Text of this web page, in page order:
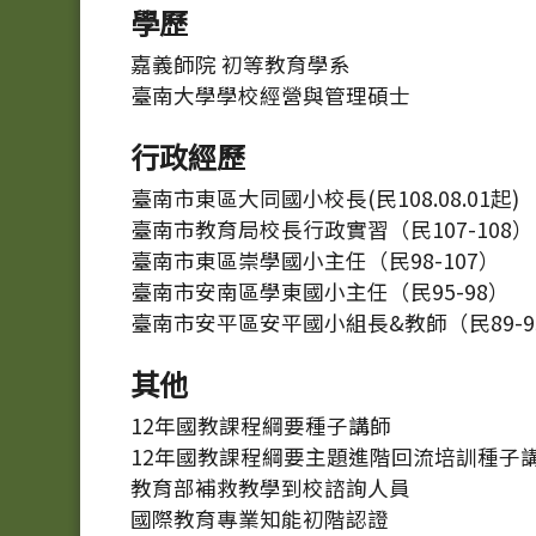
學歷
嘉義師院 初等教育學系
臺南大學學校經營與管理碩士
行政經歷
臺南市東區大同國小校長(民108.08.01起)
臺南市教育局校長行政實習（民107-108）
臺南市東區崇學國小主任（民98-107）
臺南市安南區學東國小主任（民95-98）
臺南市安平區安平國小組長&教師（民89-
其他
12年國教課程綱要種子講師
12年國教課程綱要主題進階回流培訓種子
教育部補救教學到校諮詢人員
國際教育專業知能初階認證